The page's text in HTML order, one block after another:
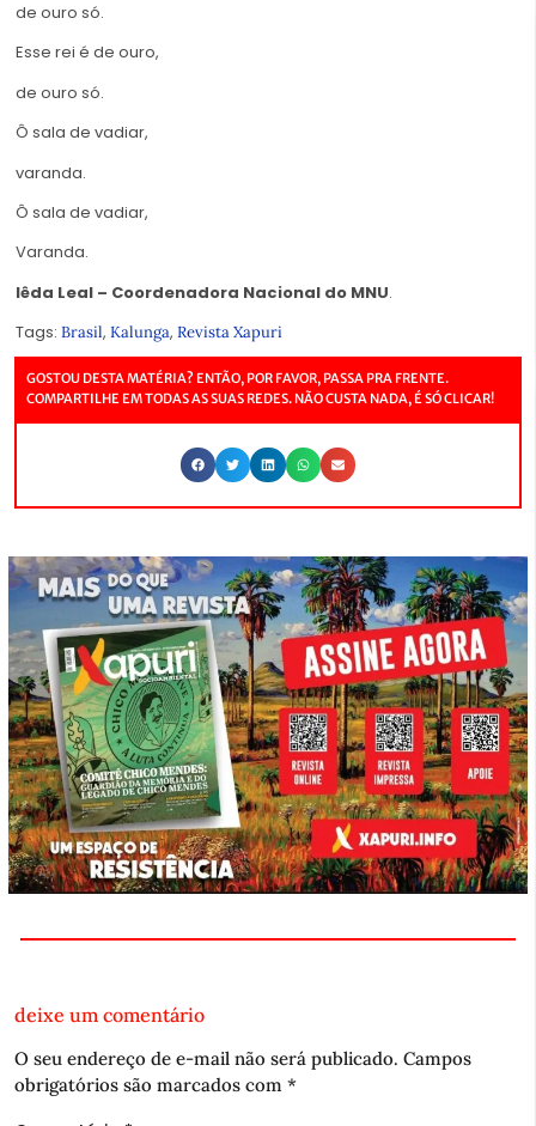
de ouro só.
Esse rei é de ouro,
de ouro só.
Ô sala de vadiar,
varanda.
Ô sala de vadiar,
Varanda.
Iêda Leal – Coordenadora Nacional do MNU.
Tags: Brasil, Kalunga, Revista Xapuri
GOSTOU DESTA MATÉRIA? ENTÃO, POR FAVOR, PASSA PRA FRENTE.
COMPARTILHE EM TODAS AS SUAS REDES. NÃO CUSTA NADA, É SÓ CLICAR!
deixe um comentário
O seu endereço de e-mail não será publicado. Campos
obrigatórios são marcados com *